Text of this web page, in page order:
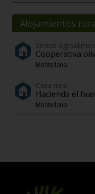
Alojamientos
Sector
Cooperativa
Montellano
Casa rural
Hacienda el
Montellano